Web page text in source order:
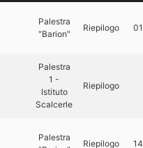
Palestra
"Barion"
Riepilogo
Palestra
1 -
Istituto
Scalcerle
Riepilogo
Palestra
Riepilogo